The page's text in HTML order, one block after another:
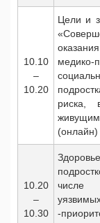
10.10
–
10.20
Цели и
медико-
риска,
(онлайн)
10.20
–
10.30
-